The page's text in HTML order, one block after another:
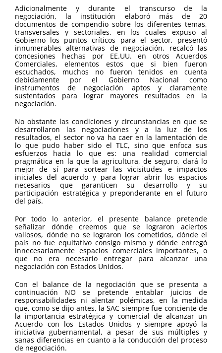
Adicionalmente y durante el transcurso de la
negociación, la institución elaboró más de 20
documentos de compendio sobre los diferentes temas,
transversales y sectoriales, en los cuales expuso al
Gobierno los puntos críticos para el sector, presentó
innumerables alternativas de negociación, recalcó las
concesiones hechas por EE.UU. en otros Acuerdos
Comerciales, elementos estos que si bien fueron
escuchados, muchos no fueron tenidos en cuenta
debidamente por el Gobierno Nacional como
instrumentos de negociación aptos y claramente
sustentados para lograr mayores resultados en la
negociación.
No obstante las condiciones y circunstancias en que se
desarrollaron las negociaciones y a la luz de los
resultados, el sector no va ha caer en la lamentación de
lo que pudo haber sido el TLC, sino que enfoca sus
esfuerzos hacia lo que es: una realidad comercial
pragmática en la que la agricultura, de seguro, dará lo
mejor de sí para sortear las vicisitudes e impactos
iniciales del acuerdo y para lograr abrir los espacios
necesarios que garanticen su desarrollo y su
participación estratégica y preponderante en el futuro
del país.
Por todo lo anterior, el presente balance pretende
señalizar dónde creemos que se lograron aciertos
valiosos, dónde no se lograron los cometidos, dónde el
país no fue equitativo consigo mismo y dónde entregó
innecesariamente espacios comerciales importantes, o
que no era necesario entregar para alcanzar una
negociación con Estados Unidos.
Con el balance de la negociación que se presenta a
continuación NO se pretende entablar juicios de
responsabilidades ni alentar polémicas, en la medida
que, como se dijo antes, la SAC siempre fue conciente de
la importancia estratégica y comercial de alcanzar un
Acuerdo con los Estados Unidos y siempre apoyó la
iniciativa gubernamental, a pesar de sus múltiples y
sanas diferencias en cuanto a la conducción del proceso
de negociación.